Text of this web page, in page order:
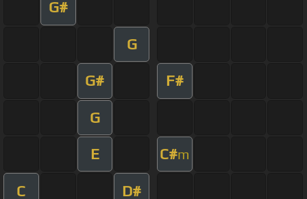
G#
G
G# F#
G
E C#m
C D#